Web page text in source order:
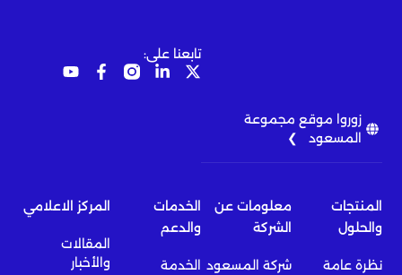
زوروا موقع مجموعة
المسعود ❯
تابعنا على:
المنتجات
والحلول
نظرة عامة
الخدمات
والدعم
الخدمة
معلومات عن
الشركة
شركة المسعود
المركز الاعلامي
المقالات
والأخبار